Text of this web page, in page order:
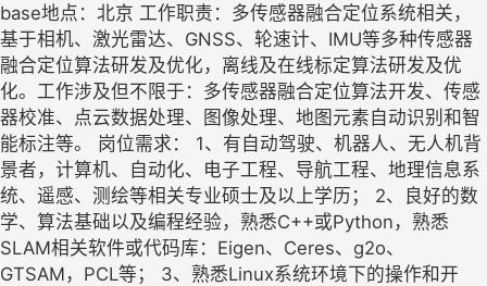
base地点：北京 工作职责：多传感器融合定位系统相关，
基于相机、激光雷达、GNSS、轮速计、IMU等多种传感器
融合定位算法研发及优化，离线及在线标定算法研发及优
化。工作涉及但不限于：多传感器融合定位算法开发、传感
器校准、点云数据处理、图像处理、地图元素自动识别和智
能标注等。 岗位需求： 1、有自动驾驶、机器人、无人机背
景者，计算机、自动化、电子工程、导航工程、地理信息系
统、遥感、测绘等相关专业硕士及以上学历； 2、良好的数
学、算法基础以及编程经验，熟悉C++或Python，熟悉
SLAM相关软件或代码库：Eigen、Ceres、g2o、
GTSAM，PCL等； 3、熟悉Linux系统环境下的操作和开